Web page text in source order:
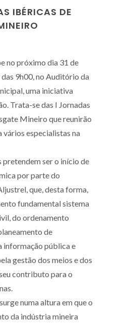
IBÉRICAS DE
no próximo dia 31 de
9h00, no Auditório da
uma iniciativa
Trata-se das I Jornadas
Mineiro que reunirão
vários especialistas na
pretendem ser o início de
por parte do
que, desta forma,
fundamental sistema
do ordenamento
de
informação pública e
gestão dos meios e dos
contributo para o
numa altura em que o
da indústria mineira